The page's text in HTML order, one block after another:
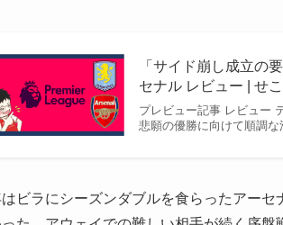
「サイド崩し成立の
セナル レビュー | せ
プレビュー記事 レビュー
悲願の優勝に向けて順調
ビラにシーズンダブルを食らったアーセ